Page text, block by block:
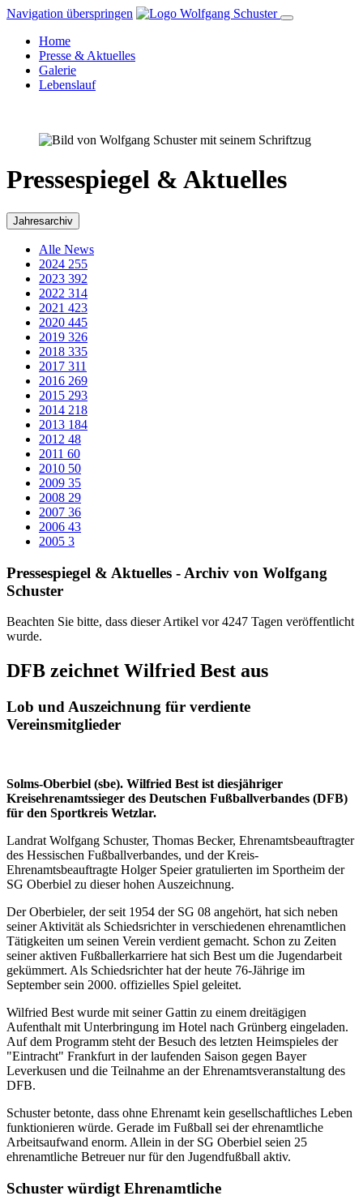
Navigation überspringen
Home
Presse & Aktuelles
Galerie
Lebenslauf
Pressespiegel & Aktuelles
Jahresarchiv
Alle News
2024 255
2023 392
2022 314
2021 423
2020 445
2019 326
2018 335
2017 311
2016 269
2015 293
2014 218
2013 184
2012 48
2011 60
2010 50
2009 35
2008 29
2007 36
2006 43
2005 3
Pressespiegel & Aktuelles - Archiv von Wolfgang
Schuster
Beachten Sie bitte, dass dieser Artikel vor 4247 Tagen veröffentlicht
wurde.
DFB zeichnet Wilfried Best aus
Lob und Auszeichnung für verdiente
Vereinsmitglieder
Solms-Oberbiel (sbe). Wilfried Best ist diesjähriger
Kreisehrenamtssieger des Deutschen Fußballverbandes (DFB)
für den Sportkreis Wetzlar.
Landrat Wolfgang Schuster, Thomas Becker, Ehrenamtsbeauftragter
des Hessischen Fußballverbandes, und der Kreis-
Ehrenamtsbeauftragte Holger Speier gratulierten im Sportheim der
SG Oberbiel zu dieser hohen Auszeichnung.
Der Oberbieler, der seit 1954 der SG 08 angehört, hat sich neben
seiner Aktivität als Schiedsrichter in verschiedenen ehrenamtlichen
Tätigkeiten um seinen Verein verdient gemacht. Schon zu Zeiten
seiner aktiven Fußballerkarriere hat sich Best um die Jugendarbeit
gekümmert. Als Schiedsrichter hat der heute 76-Jährige im
September sein 2000. offizielles Spiel geleitet.
Wilfried Best wurde mit seiner Gattin zu einem dreitägigen
Aufenthalt mit Unterbringung im Hotel nach Grünberg eingeladen.
Auf dem Programm steht der Besuch des letzten Heimspieles der
"Eintracht" Frankfurt in der laufenden Saison gegen Bayer
Leverkusen und die Teilnahme an der Ehrenamtsveranstaltung des
DFB.
Schuster betonte, dass ohne Ehrenamt kein gesellschaftliches Leben
funktionieren würde. Gerade im Fußball sei der ehrenamtliche
Arbeitsaufwand enorm. Allein in der SG Oberbiel seien 25
ehrenamtliche Betreuer nur für den Jugendfußball aktiv.
Schuster würdigt Ehrenamtliche